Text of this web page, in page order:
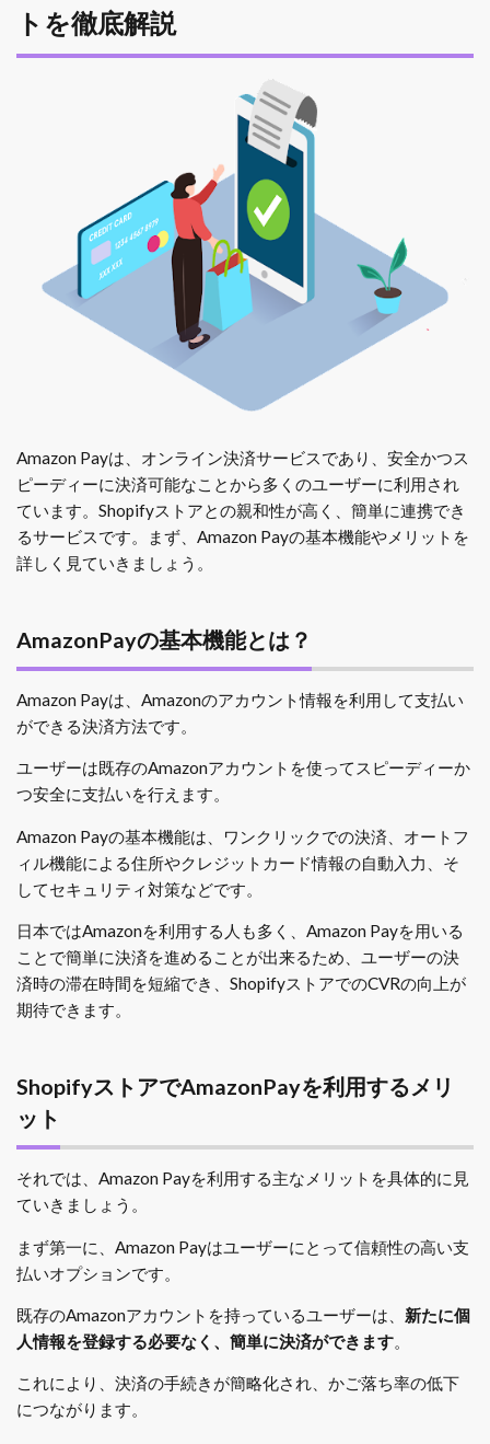
トを徹底解説
Amazon Payは、オンライン決済サービスであり、安全かつス
ピーディーに決済可能なことから多くのユーザーに利用され
ています。Shopifyストアとの親和性が高く、簡単に連携でき
るサービスです。まず、Amazon Payの基本機能やメリットを
詳しく見ていきましょう。
AmazonPayの基本機能とは？
Amazon Payは、Amazonのアカウント情報を利用して支払い
ができる決済方法です。
ユーザーは既存のAmazonアカウントを使ってスピーディーか
つ安全に支払いを行えます。
Amazon Payの基本機能は、ワンクリックでの決済、オートフ
ィル機能による住所やクレジットカード情報の自動入力、そ
してセキュリティ対策などです。
日本ではAmazonを利用する人も多く、Amazon Payを用いる
ことで簡単に決済を進めることが出来るため、ユーザーの決
済時の滞在時間を短縮でき、ShopifyストアでのCVRの向上が
期待できます。
ShopifyストアでAmazonPayを利用するメリ
ット
それでは、Amazon Payを利用する主なメリットを具体的に見
ていきましょう。
まず第一に、Amazon Payはユーザーにとって信頼性の高い支
払いオプションです。
既存のAmazonアカウントを持っているユーザーは、 新たに個
人情報を登録する必要なく、簡単に決済ができます。
これにより、決済の手続きが簡略化され、かご落ち率の低下
につながります。